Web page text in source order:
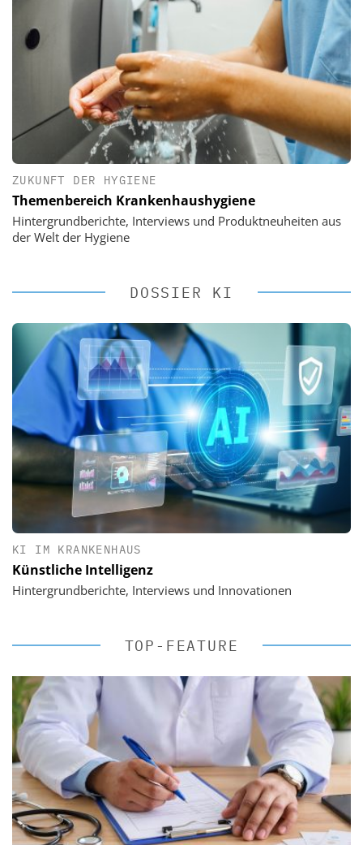
ZUKUNFT DER HYGIENE
Themenbereich Krankenhaushygiene
Hintergrundberichte, Interviews und Produktneuheiten aus
der Welt der Hygiene
DOSSIER KI
KI IM KRANKENHAUS
Künstliche Intelligenz
Hintergrundberichte, Interviews und Innovationen
TOP-FEATURE